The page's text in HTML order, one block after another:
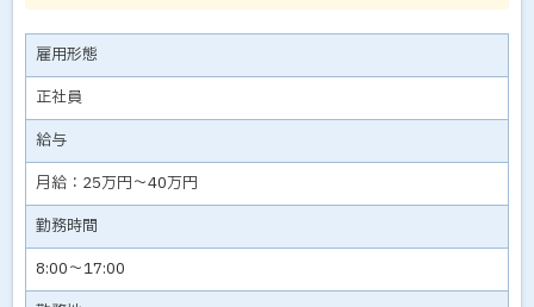
雇用形態
正社員
給与
月給：25万円～40万円
勤務時間
8:00～17:00